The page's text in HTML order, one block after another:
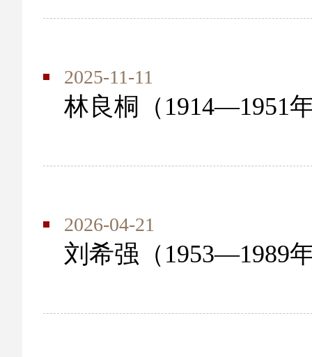
2025-11-11
林良桐（1914—1951
2026-04-21
刘希强（1953—1989